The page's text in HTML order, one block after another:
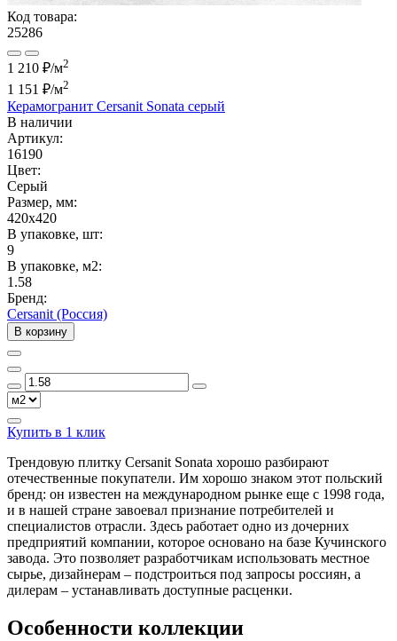
Код товара:
25286
1 210 ₽/м2
1 151 ₽/м2
Керамогранит Cersanit Sonata серый
В наличии
Артикул:
16190
Цвет:
Серый
Размер, мм:
420x420
В упаковке, шт:
9
В упаковке, м2:
1.58
Бренд:
Cersanit (Россия)
В корзину
Купить в 1 клик
Трендовую плитку Cersanit Sonata хорошо разбирают
отечественные покупатели. Им хорошо знаком этот польский
бренд: он известен на международном рынке еще с 1998 года,
и в нашей стране завоевал признание потребителей и
специалистов отрасли. Здесь работает одно из дочерних
предприятий компании, которое основано на базе Кучинского
завода. Это позволяет разработчикам использовать местное
сырье, дизайнерам – подстроиться под запросы россиян, а
дилерам – устанавливать доступные расценки.
Особенности коллекции